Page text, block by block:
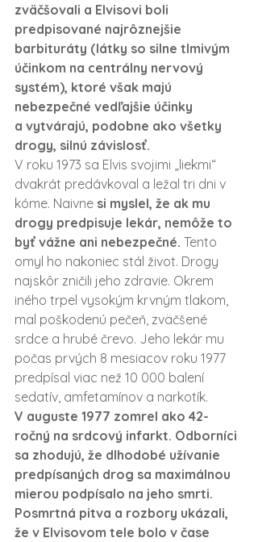
zväčšovali a Elvisovi boli
predpisované najrôznejšie
barbituráty (látky so silne tlmivým
účinkom na centrálny nervový
systém), ktoré však majú
nebezpečné vedľajšie účinky
a vytvárajú, podobne ako všetky
drogy, silnú závislosť.
V roku 1973 sa Elvis svojimi „liekmi“
dvakrát predávkoval a ležal tri dni v
kóme. Naivne si myslel, že ak mu
drogy predpisuje lekár, nemôže to
byť vážne ani nebezpečné. Tento
omyl ho nakoniec stál život. Drogy
najskôr zničili jeho zdravie. Okrem
iného trpel vysokým krvným tlakom,
mal poškodenú pečeň, zväčšené
srdce a hrubé črevo. Jeho lekár mu
počas prvých 8 mesiacov roku 1977
predpísal viac než 10 000 balení
sedatív, amfetamínov a narkotík.
V auguste 1977 zomrel ako 42-
ročný na srdcový infarkt. Odborníci
sa zhodujú, že dlhodobé užívanie
predpísaných drog sa maximálnou
mierou podpísalo na jeho smrti.
Posmrtná pitva a rozbory ukázali,
že v Elvisovom tele bolo v čase